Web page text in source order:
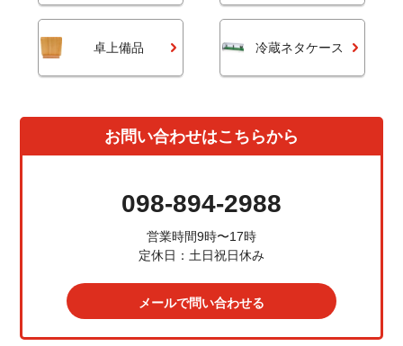
卓上備品 冷蔵ネタケース
お問い合わせはこちらから
098-894-2988
営業時間9時〜17時
定休日：土日祝日休み
メールで問い合わせる